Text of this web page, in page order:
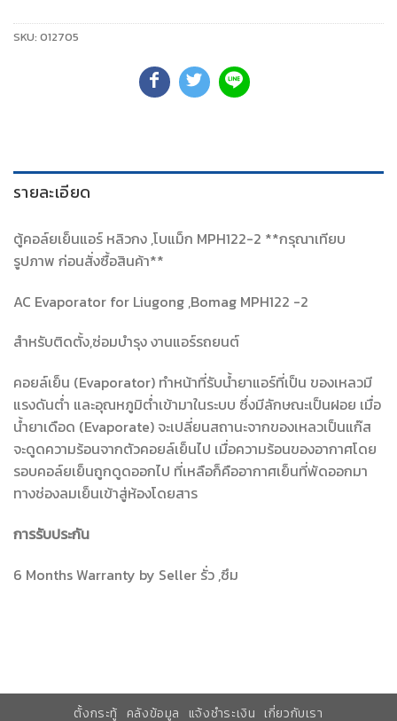
SKU: 012705
รายละเอียด
ตู้คอล์ยเย็นแอร์ หลิวกง ,โบแม็ก MPH122-2 **กรุณาเทียบ
รูปภาพ ก่อนสั่งซื้อสินค้า**
AC Evaporator for Liugong ,Bomag MPH122 -2
สำหรับติดตั้ง,ซ่อมบำรุง งานแอร์รถยนต์
คอยล์เย็น (Evaporator) ทำหน้าที่รับน้ำยาแอร์ที่เป็น ของเหลวมี
แรงดันต่ำ และอุณหภูมิต่ำเข้ามาในระบบ ซึ่งมีลักษณะเป็นฝอย เมื่อ
น้ำยาเดือด (Evaporate) จะเปลี่ยนสถานะจากของเหลวเป็นแก๊ส
จะดูดความร้อนจากตัวคอยล์เย็นไป เมื่อความร้อนของอากาศโดย
รอบคอล์ยเย็นถูกดูดออกไป ที่เหลือก็คืออากาศเย็นที่พัดออกมา
ทางช่องลมเย็นเข้าสู่ห้องโดยสาร
การรับประกัน
6 Months Warranty by Seller รั่ว ,ซึม
ตั้งกระทู้ คลังข้อมูล แจ้งชำระเงิน เกี่ยวกับเรา